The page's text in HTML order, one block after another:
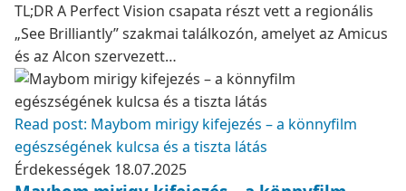
TL;DR A Perfect Vision csapata részt vett a regionális
„See Brilliantly” szakmai találkozón, amelyet az Amicus
és az Alcon szervezett…
Read post: Maybom mirigy kifejezés – a könnyfilm
egészségének kulcsa és a tiszta látás
Érdekességek 18.07.2025